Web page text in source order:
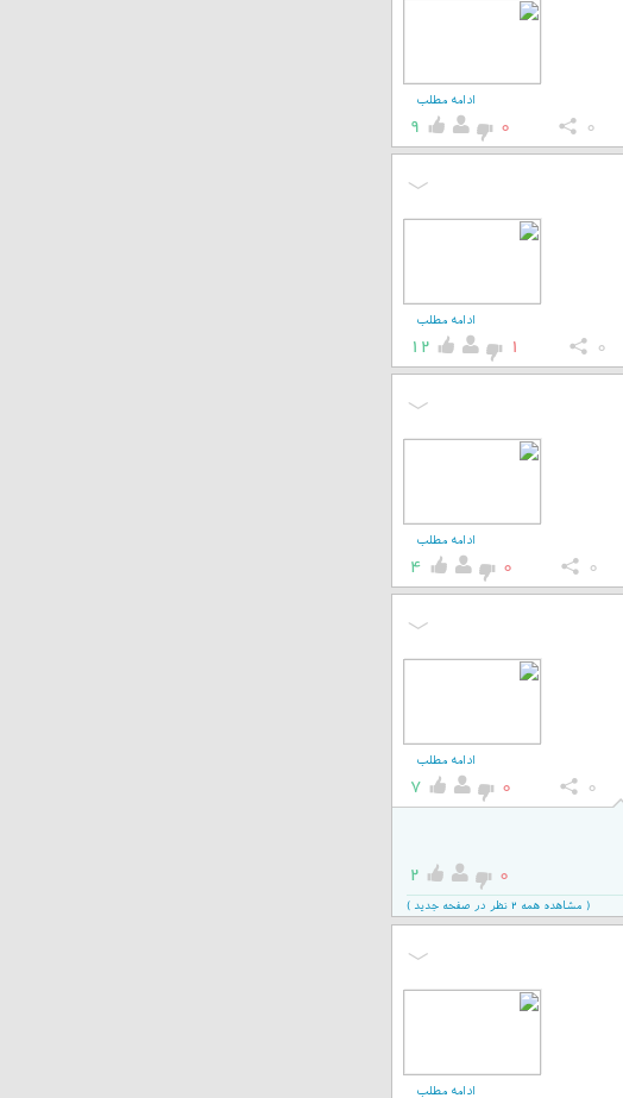
ادامه مطلب
0
0
9
ادامه مطلب
0
1
12
ادامه مطلب
0
0
4
ادامه مطلب
0
0
7
0
2
( مشاهده همه 2 نظر در صفحه جدید )
ادامه مطلب